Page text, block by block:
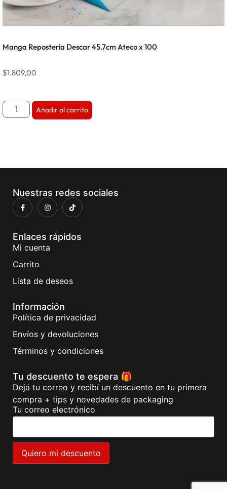
Manga Repostería Descar 45.7cm Ateco x 100
$1.809,00
Añadir al carrito
Nuestras redes sociales
Enlaces rápidos
Mi cuenta
Carrito
Lista de deseos
Información
Política de privacidad
Envíos y devoluciones
Términos y condiciones
Tu descuento te espera 🎁
Dejá tu correo y recibí un descuento en tu primera
compra + tips y novedades de packaging
Tu correo electrónico